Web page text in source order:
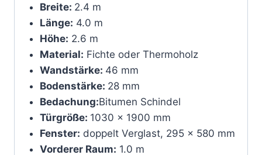
Breite: 2.4 m
Länge: 4.0 m
Höhe: 2.6 m
Material: Fichte oder Thermoholz
Wandstärke: 46 mm
Bodenstärke: 28 mm
Bedachung:Bitumen Schindel
Türgröße: 1030 x 1900 mm
Fenster: doppelt Verglast, 295 x 580 mm
Vorderer Raum: 1.0 m